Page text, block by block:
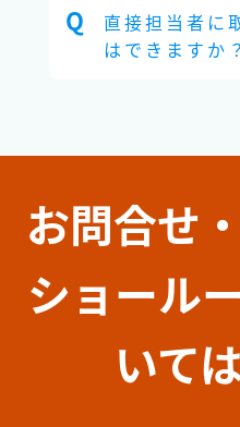
直接担当者に
はできますか？
お問合せ
ショール
いて